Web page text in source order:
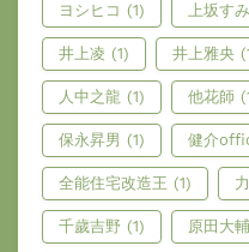
ヨシヒコ (1) 上坂す
井上凌 (1) 井上雅央
人中之龍 (1) 他花師
保永昇男 (1) 健介
全能住宅改造王 (1)
千歲吉野 (1) 原田大輔